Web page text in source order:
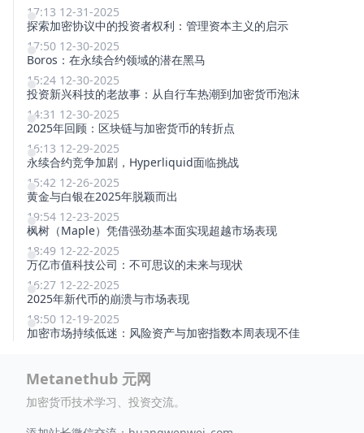
17:13 12-31-2025
探索加密协议中的投资者权利：管理资本主义的启示
17:50 12-30-2025
Boros：在永续合约领域的潜在黑马
15:24 12-30-2025
投资新兴科技的老故事：从自行车热潮到加密货币泡沫
14:31 12-30-2025
2025年回顾：区块链与加密货币的转折点
16:13 12-29-2025
永续合约竞争加剧，Hyperliquid面临挑战
15:42 12-26-2025
黄金与白银在2025年脱颖而出
19:54 12-23-2025
枫树（Maple）凭借强劲基本面实现超越市场表现
18:49 12-22-2025
万亿市值科技公司：不可思议的未来与现状
16:27 12-22-2025
2025年新代币的崩溃与市场表现
18:50 12-19-2025
加密市场持续低迷：风险资产与加密指数本周表现不佳
Metanethub 元网
加密货币技术学习、投资交流。